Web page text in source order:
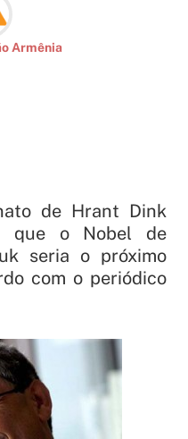
Armênia
de Hrant Dink
que o Nobel de
seria o próximo
com o periódico